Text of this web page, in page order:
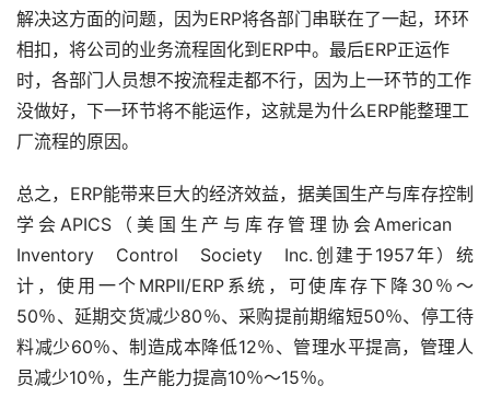
解决这方面的问题，因为ERP将各部门串联在了一起，环环
相扣，将公司的业务流程固化到ERP中。最后ERP正运作
时，各部门人员想不按流程走都不行，因为上一环节的工作
没做好，下一环节将不能运作，这就是为什么ERP能整理工
厂流程的原因。
总之，ERP能带来巨大的经济效益，据美国生产与库存控制
学会APICS（美国生产与库存管理协会American
Inventory Control Society Inc.创建于1957年）统
计，使用一个MRPII/ERP系统，可使库存下降30％～
50％、延期交货减少80％、采购提前期缩短50％、停工待
料减少60％、制造成本降低12％、管理水平提高，管理人
员减少10％，生产能力提高10％～15％。